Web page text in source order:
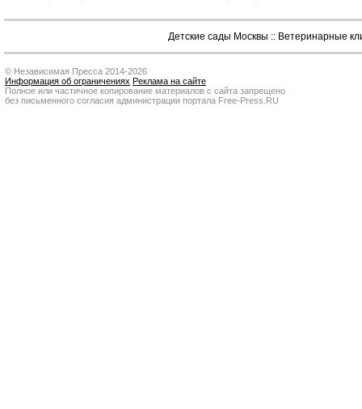
Детские сады Москвы :: Ветеринарные
© Независимая Пресса 2014-2026
Информация об ограничениях Реклама на сайте
Полное или частичное копирование материалов с сайта запрещено
без письменного согласия администрации портала Free-Press.RU